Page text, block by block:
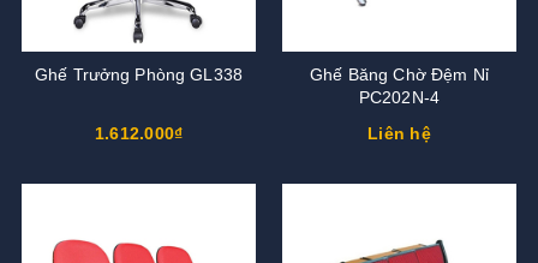
Ghế Trưởng Phòng GL338
1.612.000₫
Ghế Băng Chờ Đệm Nỉ
PC202N-4
Liên hệ